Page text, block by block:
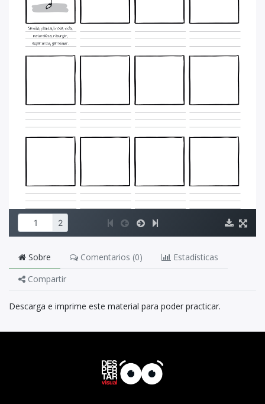
Sobre Comentarios (0)
Estadísticas
Compartir
Descarga e imprime este material para poder practicar.